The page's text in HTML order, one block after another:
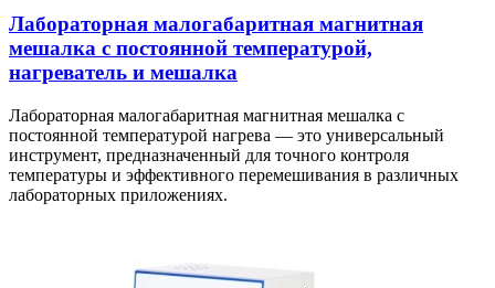
Лабораторная малогабаритная магнитная
мешалка с постоянной температурой,
нагреватель и мешалка
Лабораторная малогабаритная магнитная мешалка с
постоянной температурой нагрева — это универсальный
инструмент, предназначенный для точного контроля
температуры и эффективного перемешивания в различных
лабораторных приложениях.